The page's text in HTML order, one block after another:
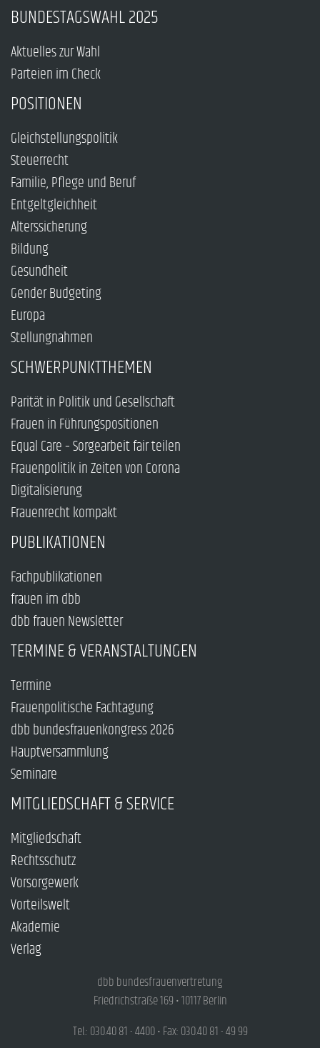
BUNDESTAGSWAHL 2025
Aktuelles zur Wahl
Parteien im Check
POSITIONEN
Gleichstellungspolitik
Steuerrecht
Familie, Pflege und Beruf
Entgeltgleichheit
Alterssicherung
Bildung
Gesundheit
Gender Budgeting
Europa
Stellungnahmen
SCHWERPUNKTTHEMEN
Parität in Politik und Gesellschaft
Frauen in Führungspositionen
Equal Care – Sorgearbeit fair teilen
Frauenpolitik in Zeiten von Corona
Digitalisierung
Frauenrecht kompakt
PUBLIKATIONEN
Fachpublikationen
frauen im dbb
dbb frauen Newsletter
TERMINE & VERANSTALTUNGEN
Termine
Frauenpolitische Fachtagung
dbb bundesfrauenkongress 2026
Hauptversammlung
Seminare
MITGLIEDSCHAFT & SERVICE
Mitgliedschaft
Rechtsschutz
Vorsorgewerk
Vorteilswelt
Akademie
Verlag
dbb bundesfrauenvertretung
Friedrichstraße 169 • 10117 Berlin
Tel.: 030.40 81 - 4400 • Fax: 030.40 81 - 49 99